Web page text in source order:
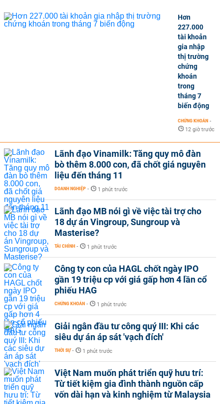
Hơn
227.000
tài khoản
gia nhập
thị trường
chứng
khoán
trong
tháng 7
biến động
CHỨNG KHOÁN -
12 giờ trước
Lãnh đạo Vinamilk: Tăng quy mô đàn
bò thêm 8.000 con, đã chốt giá nguyên
liệu đến tháng 11
DOANH NGHIỆP - 1 phút trước
Lãnh đạo MB nói gì về việc tài trợ cho
18 dự án Vingroup, Sungroup và
Masterise?
TÀI CHÍNH - 1 phút trước
Công ty con của HAGL chốt ngày IPO
gần 19 triệu cp với giá gấp hơn 4 lần cổ
phiếu HAG
CHỨNG KHOÁN - 1 phút trước
Giải ngân đầu tư công quý III: Khi các
siêu dự án áp sát 'vạch đích'
THỜI SỰ - 1 phút trước
Việt Nam muốn phát triển quỹ hưu trí:
Từ tiết kiệm gia đình thành nguồn cấp
vốn dài hạn và kinh nghiệm từ Malaysia